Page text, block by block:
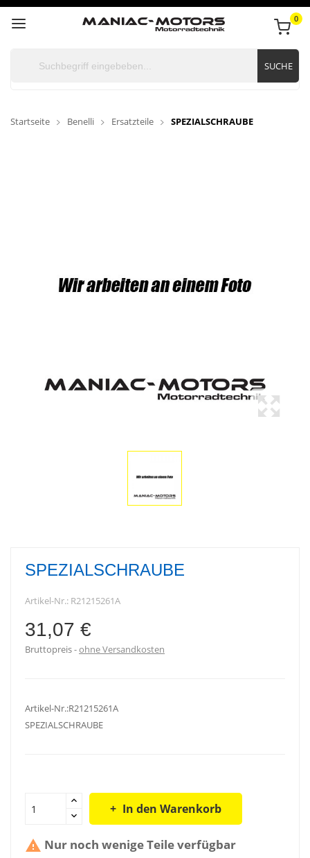
0
SUCHE
Startseite Benelli Ersatzteile SPEZIALSCHRAUBE
SPEZIALSCHRAUBE
Artikel-Nr.: R21215261A
31,07 €
Bruttopreis ohne Versandkosten
Artikel-Nr.:R21215261A
SPEZIALSCHRAUBE
In den Warenkorb
 Nur noch wenige Teile verfügbar